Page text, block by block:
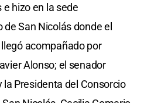
e hizo en la sede
San Nicolás donde el
acompañado por
Alonso; el senador
la Presidenta del Consorcio